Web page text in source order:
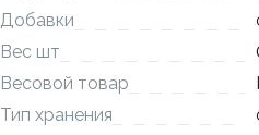
Добавки
Вес шт
Весовой товар
Тип хранения